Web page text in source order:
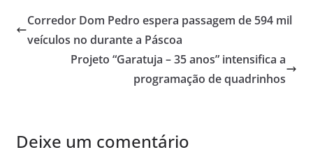
Corredor Dom Pedro espera passagem de 594 mil
veículos no durante a Páscoa
Projeto “Garatuja – 35 anos” intensifica a
programação de quadrinhos
Deixe um comentário